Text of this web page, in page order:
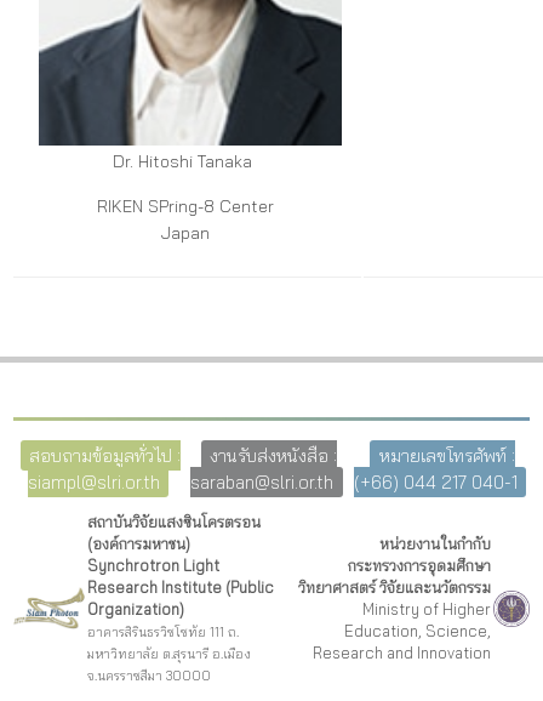
Dr. Hitoshi Tanaka
RIKEN SPring-8 Center
Japan
สอบถามข้อมูลทั่วไป :
siampl@slri.or.th
งานรับส่งหนังสือ :
saraban@slri.or.th
หมายเลขโทรศัพท์ :
(+66) 044 217 040-1
สถาบันวิจัยแสงซินโครตรอน
(องค์การมหาชน)
Synchrotron Light
Research Institute (Public
Organization)
อาคารสิรินธรวิชโชทัย 111 ถ.
มหาวิทยาลัย ต.สุรนารี อ.เมือง
จ.นครราชสีมา 30000
หน่วยงานในกำกับ
กระทรวงการอุดมศึกษา
วิทยาศาสตร์ วิจัยและนวัตกรรม
Ministry of Higher
Education, Science,
Research and Innovation